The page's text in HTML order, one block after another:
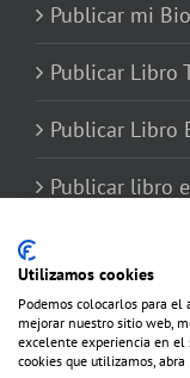
Publicar mi
Publicar Libro
Publicar Libro
Publicar libro
Utilizamos cookies
Podemos colocarlos para
mejorar nuestro sitio web,
excelente experiencia en el
cookies que utilizamos,